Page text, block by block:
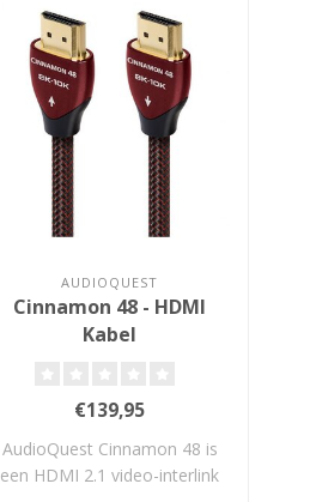
AUDIOQUEST
Cinnamon 48 - HDMI
Kabel
€139,95
AudioQuest Cinnamon 48 is
een HDMI 2.1 video-interlink